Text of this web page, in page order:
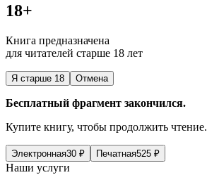
18+
Книга предназначена
для читателей старше 18 лет
Я старше 18 Отмена
Бесплатный фрагмент закончился.
Купите книгу, чтобы продолжить чтение.
Электронная30 ₽ Печатная525 ₽
Наши услуги